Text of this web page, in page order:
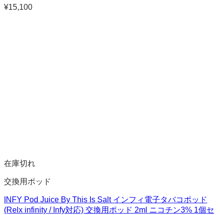
¥15,100
在庫切れ
交換用ポッド
INFY Pod Juice By This Is Salt インフィ電子タバコポッド
(Relx infinity / Infy対応) 交換用ポッド 2ml ニコチン3% 1個セ